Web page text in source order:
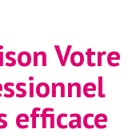
Votre
efficace